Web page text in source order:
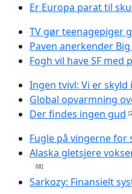
Er Europa parat til
TV gør teenagepiger
Paven anerkender
Fogh vil have SF med
Ingen tvivl: Vi er
Global opvarmning
Der findes ingen gud
Fugle på vingerne for
Alaska gletsjere
08]
Sarkozy: Finansielt